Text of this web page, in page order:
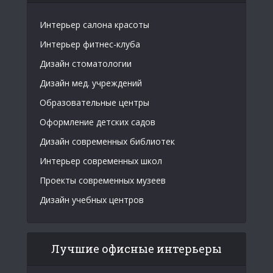
Интерьер салона красоты
Интерьер фитнес-клуба
Дизайн стоматологии
Дизайн мед. учреждений
Образовательные центры
Оформление детских садов
Дизайн современных библиотек
Интерьер современных школ
Проекты современных музеев
Дизайн учебных центров
Лучшие офисные интерьеры